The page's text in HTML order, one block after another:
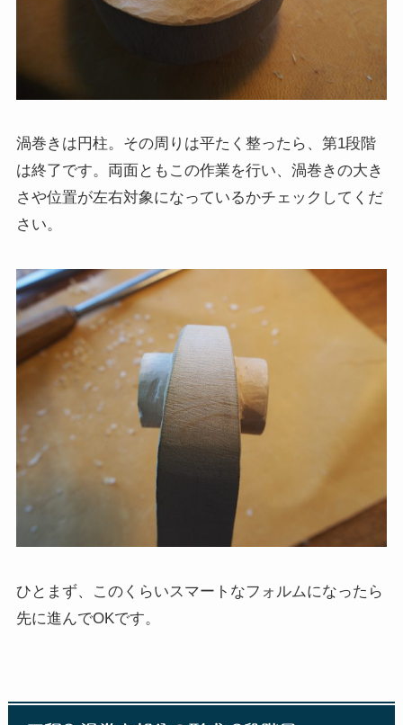
渦巻きは円柱。その周りは平たく整ったら、第1段階
は終了です。両面ともこの作業を行い、渦巻きの大き
さや位置が左右対象になっているかチェックしてくだ
さい。
ひとまず、このくらいスマートなフォルムになったら
先に進んでOKです。